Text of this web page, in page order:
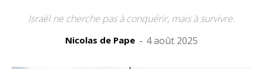
Israël ne cherche pas à conquérir, mais à survivre.
Nicolas de Pape - 4 août 2025